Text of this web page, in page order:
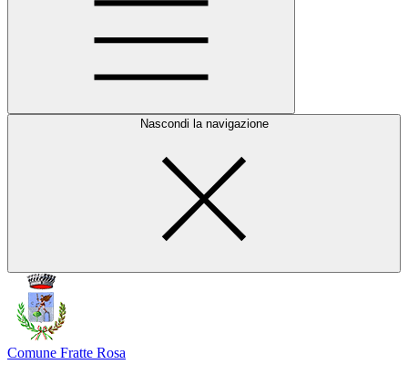
Nascondi la navigazione
Comune Fratte Rosa